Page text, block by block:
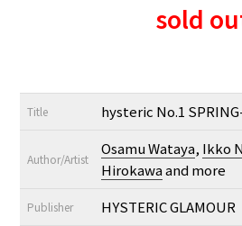
sold
Title hysteric No.1
Author/Artist
Osamu Wataya, Ikko
Hirokawaand more
Publisher HYSTERIC GLAMOUR